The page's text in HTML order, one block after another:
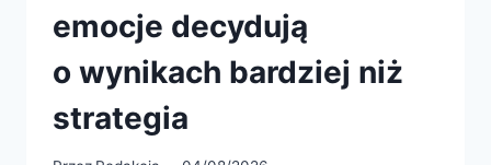
emocje decydują
o wynikach bardziej niż
strategia